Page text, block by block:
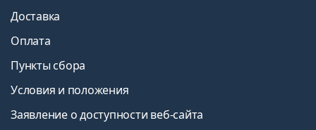
Покупатели, купившие эти линзы, также купили
ReNu MultiPlus 360 мл с контейнером
Это медицинское изделие. Перед использованием
прочтите инструкцию.
Доставка
Оплата
Пункты сбора
Условия и положения
Заявление о доступности веб-сайта